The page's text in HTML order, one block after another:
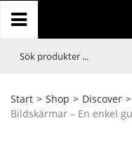
Start > Shop > Discover >
Bildskärmar – En enkel